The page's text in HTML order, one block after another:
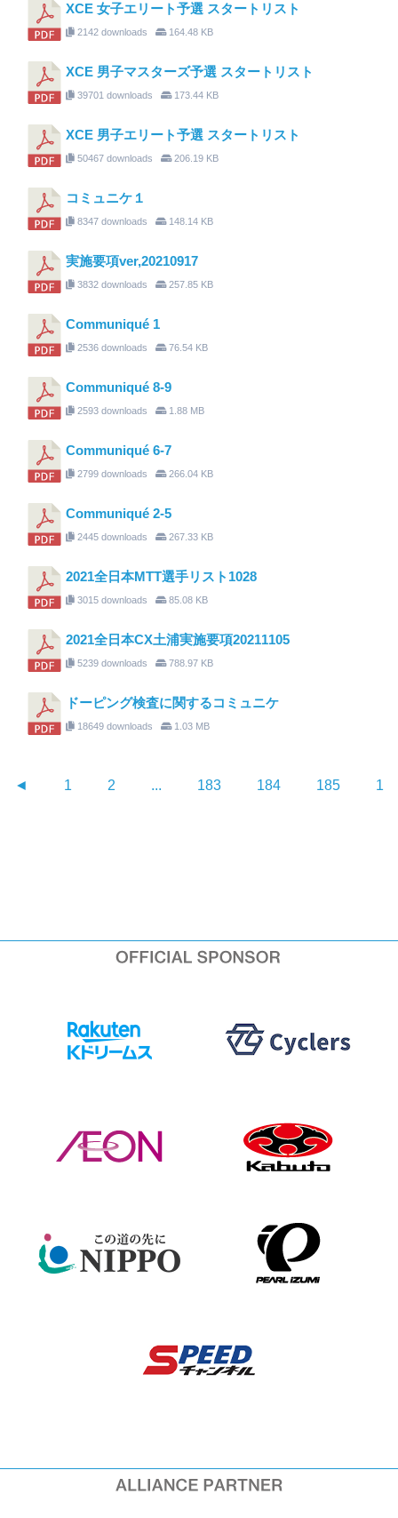
XCE 女子エリート予選 スタートリスト
2142 downloads 164.48 KB
XCE 男子マスターズ予選 スタートリスト
39701 downloads 173.44 KB
XCE 男子エリート予選 スタートリスト
50467 downloads 206.19 KB
コミュニケ１
8347 downloads 148.14 KB
実施要項ver,20210917
3832 downloads 257.85 KB
Communiqué 1
2536 downloads 76.54 KB
Communiqué 8-9
2593 downloads 1.88 MB
Communiqué 6-7
2799 downloads 266.04 KB
Communiqué 2-5
2445 downloads 267.33 KB
2021全日本MTT選手リスト1028
3015 downloads 85.08 KB
2021全日本CX土浦実施要項20211105
5239 downloads 788.97 KB
ドーピング検査に関するコミュニケ
18649 downloads 1.03 MB
◄ 1 2 ... 183 184 185